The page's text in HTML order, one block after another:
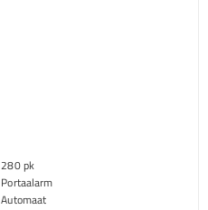
280 pk
Portaalarm
Automaat